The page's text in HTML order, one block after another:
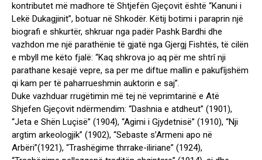
kontributet më madhore të Shtjefën Gjeçovit është “Kanuni i
Lekë Dukagjinit”, botuar në Shkodër. Këtij botimi i paraprin një
biografi e shkurtër, shkruar nga padër Pashk Bardhi dhe
vazhdon me një parathënie të gjatë nga Gjergj Fishtës, të cilën
e mbyll me këto fjalë: “Kaq shkrova jo aq për me shtrî nji
parathane kesajë vepre, sa per me diftue mallin e pakufîjshëm
qi kam per të paharrueshmin auktorin e saj”.
Duke vazhduar rrugëtimin më tej në veprimtarinë e Atë
Shjefen Gjeçovit ndërmendim: “Dashnia e atdheut” (1901),
“Jeta e Shën Luçisë” (1904), “Agimi i Gjydetnisë” (1910), “Nji
argtim arkeologjik” (1902), “Sebaste s’Armeni apo në
Arbëri”(1921), “Trashëgime thrrake-iliriane” (1924),